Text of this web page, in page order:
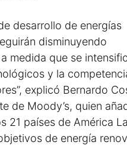
desarrollo de energías
disminuyendo
medida que se
y la
explicó Bernardo
de Moody’s, quien
21 países de América
de energía